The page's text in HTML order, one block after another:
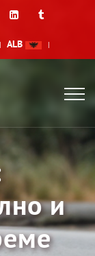
| ALB |
и